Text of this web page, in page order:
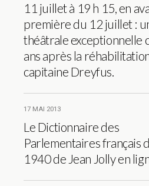
11 juillet à 19 h 15, en
première du 12 juillet :
théâtrale exceptionnelle
ans après la
capitaine Dreyfus.
17 MAI 2013
Le Dictionnaire des
Parlementaires français
1940 de Jean Jolly en